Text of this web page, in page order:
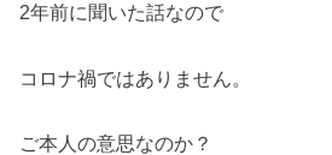
2年前に聞いた話なので
コロナ禍ではありません。
ご本人の意思なのか？